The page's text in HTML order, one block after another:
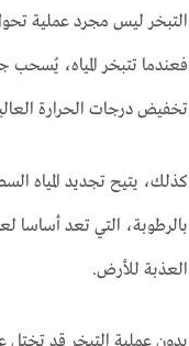
التبخر ليس مجرد عملية
فعندما تتبخر المياه،
تخفيض درجات الحرارة
كذلك، يتيح تجديد المياه
بالرطوبة، التي تعد أساسا
العذبة للأرض.
بدون عملية التبخر قد تختل